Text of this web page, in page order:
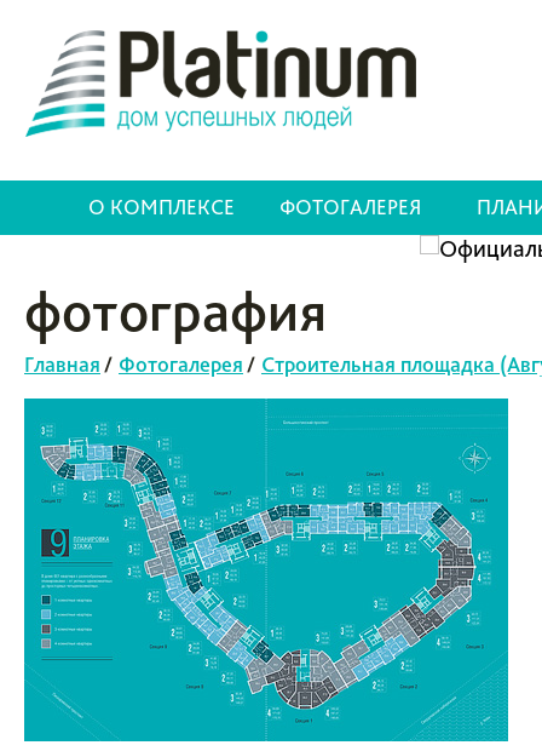
О КОМПЛЕКСЕ ФОТОГАЛЕРЕЯ
фотография
Главная / Фотогалерея / Строительная площадка